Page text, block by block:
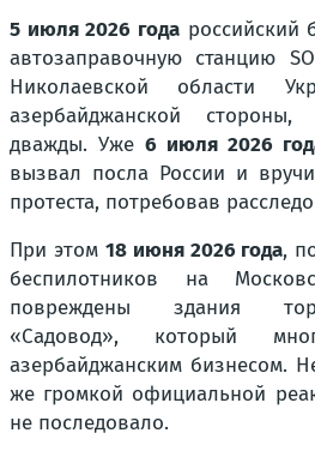
5 июля 2026 года российский
автозаправочную станцию
Николаевской области
азербайджанской
дважды. Уже 6 июля 2026
вызвал посла России и
протеста, потребовав
При этом 18 июня 2026 года,
беспилотников на
повреждены здания
«Садовод», который
азербайджанским бизнесом.
же громкой официальной
не последовало.